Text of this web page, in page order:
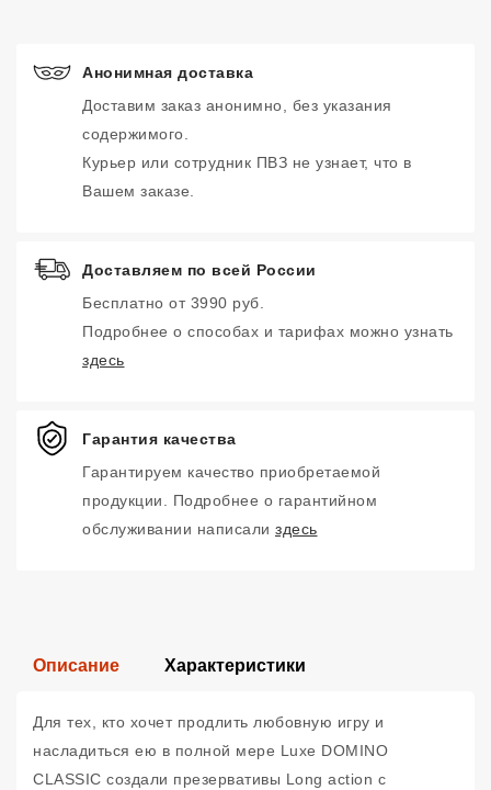
Анонимная доставка
Доставим заказ анонимно, без указания
содержимого.
Курьер или сотрудник ПВЗ не узнает, что в
Вашем заказе.
Доставляем по всей России
Бесплатно от 3990 руб.
Подробнее о способах и тарифах можно узнать
здесь
Гарантия качества
Гарантируем качество приобретаемой
продукции. Подробнее о гарантийном
обслуживании написали здесь
Описание Характеристики
Для тех, кто хочет продлить любовную игру и
насладиться ею в полной мере Luxe DOMINO
CLASSIC создали презервативы Long action с